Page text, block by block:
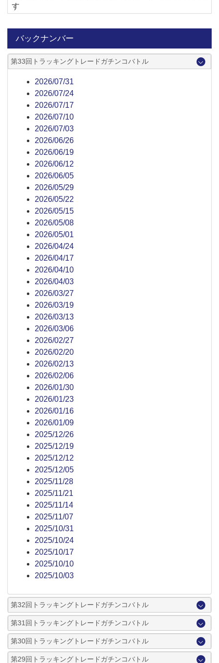
す
バックナンバー
第33回トラッキングトレードガチンコバトル
2026/07/31
2026/07/24
2026/07/17
2026/07/10
2026/07/03
2026/06/26
2026/06/19
2026/06/12
2026/06/05
2026/05/29
2026/05/22
2026/05/15
2026/05/08
2026/05/01
2026/04/24
2026/04/17
2026/04/10
2026/04/03
2026/03/27
2026/03/19
2026/03/13
2026/03/06
2026/02/27
2026/02/20
2026/02/13
2026/02/06
2026/01/30
2026/01/23
2026/01/16
2026/01/09
2025/12/26
2025/12/19
2025/12/12
2025/12/05
2025/11/28
2025/11/21
2025/11/14
2025/11/07
2025/10/31
2025/10/24
2025/10/17
2025/10/10
2025/10/03
第32回トラッキングトレードガチンコバトル
第31回トラッキングトレードガチンコバトル
第30回トラッキングトレードガチンコバトル
第29回トラッキングトレードガチンコバトル